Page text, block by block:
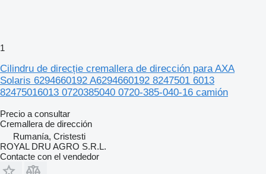
1
Cilindru de direcție cremallera de dirección para AXA
Solaris 6294660192 A6294660192 8247501 6013
82475016013 0720385040 0720-385-040-16 camión
Precio a consultar
Cremallera de dirección
Rumanía, Cristesti
ROYAL DRU AGRO S.R.L.
Contacte con el vendedor